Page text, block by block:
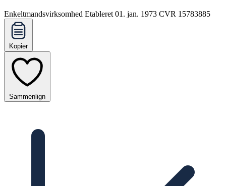
Enkeltmandsvirksomhed Etableret 01. jan. 1973 CVR 15783885
Kopier
Sammenlign